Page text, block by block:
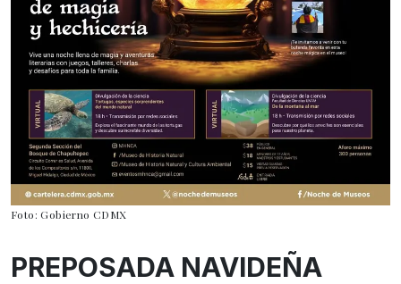
Foto: Gobierno CDMX
PREPOSADA NAVIDEÑA